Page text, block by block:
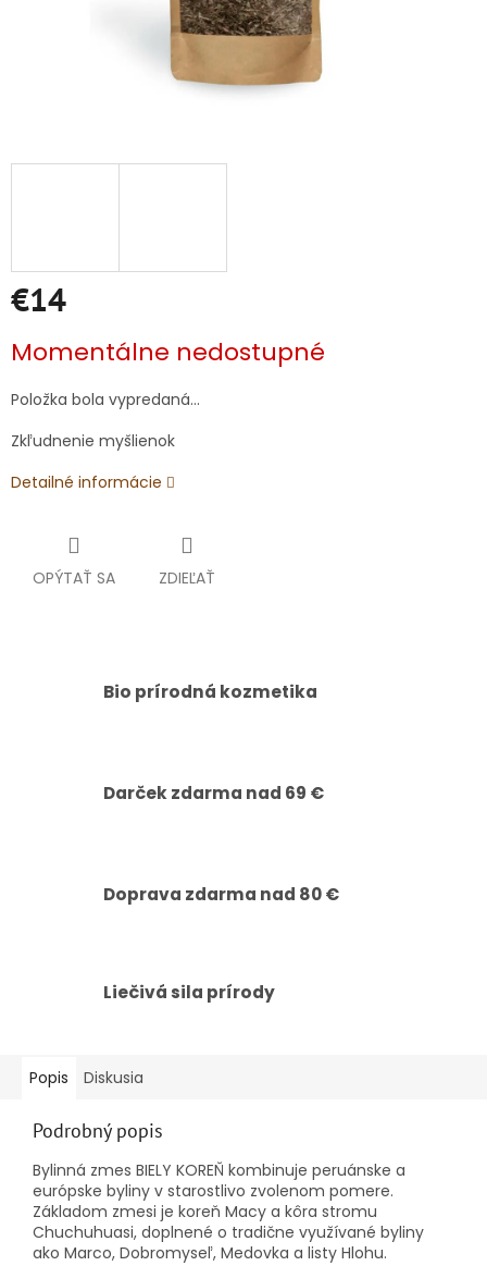
€14
cena:
Momentálne nedostupné
Položka bola vypredaná…
Zkľudnenie myšlienok
Detailné informácie
OPÝTAŤ SA ZDIEĽAŤ
Bio prírodná kozmetika
Darček zdarma nad 69 €
Doprava zdarma nad 80 €
Liečivá sila prírody
Popis Diskusia
Podrobný popis
Bylinná zmes BIELY KOREŇ kombinuje peruánske a
európske byliny v starostlivo zvolenom pomere.
Základom zmesi je koreň Macy a kôra stromu
Chuchuhuasi, doplnené o tradične využívané byliny
ako Marco, Dobromyseľ, Medovka a listy Hlohu.